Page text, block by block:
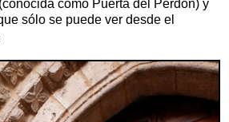
como Puerta del Perdón) y
sólo se puede ver desde el